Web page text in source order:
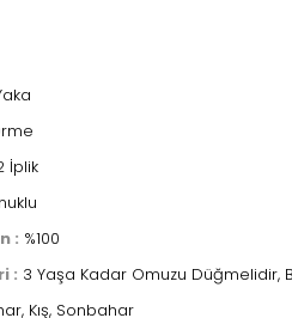
İplik
: %100
: 3 Yaşa Kadar Omuzu Düğmelidir,
Kış, Sonbahar